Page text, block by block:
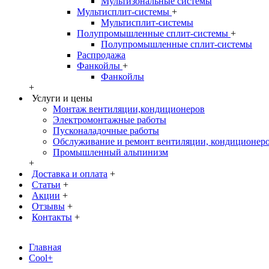
Мультисплит-системы +
Мультисплит-системы
Полупромышленные сплит-системы +
Полупромышленные сплит-системы
Распродажа
Фанкойлы +
Фанкойлы
+
Услуги и цены
Монтаж вентиляции,кондиционеров
Электромонтажные работы
Пусконаладочные работы
Обслуживание и ремонт вентиляции,
Промышленный альпинизм
+
Доставка и оплата +
Статьи +
Акции +
Отзывы +
Контакты +
Главная
Cool+